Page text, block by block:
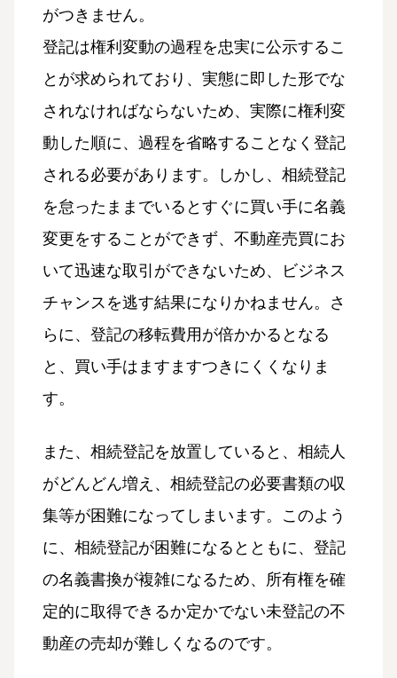
がつきません。
登記は権利変動の過程を忠実に公示するこ
とが求められており、実態に即した形でな
されなければならないため、実際に権利変
動した順に、過程を省略することなく登記
される必要があります。しかし、相続登記
を怠ったままでいるとすぐに買い手に名義
変更をすることができず、不動産売買にお
いて迅速な取引ができないため、ビジネス
チャンスを逃す結果になりかねません。さ
らに、登記の移転費用が倍かかるとなる
と、買い手はますますつきにくくなりま
す。
また、相続登記を放置していると、相続人
がどんどん増え、相続登記の必要書類の収
集等が困難になってしまいます。このよう
に、相続登記が困難になるとともに、登記
の名義書換が複雑になるため、所有権を確
定的に取得できるか定かでない未登記の不
動産の売却が難しくなるのです。